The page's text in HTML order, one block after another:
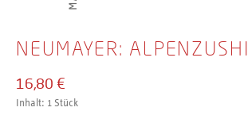
NEUMAYER: ALPENZUSHI
16,80 €
Inhalt: 1 Stück